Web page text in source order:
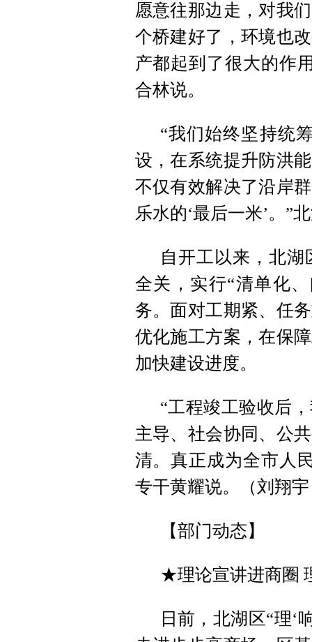
愿意往那边走，对我
个桥建好了，环境也
产都起到了很大的作
合林说。
“我们始终坚持统
设，在系统提升防洪
不仅有效解决了沿岸
乐水的‘最后一米’。”
自开工以来，北
全关，实行“清单化
务。面对工期紧、任
优化施工方案，在保
加快建设进度。
“工程竣工验收后
主导、社会协同、公
清。真正成为全市人
专干黄耀说。（刘翔
【部门动态】
★理论宣讲进商圈
日前，北湖区“理‘